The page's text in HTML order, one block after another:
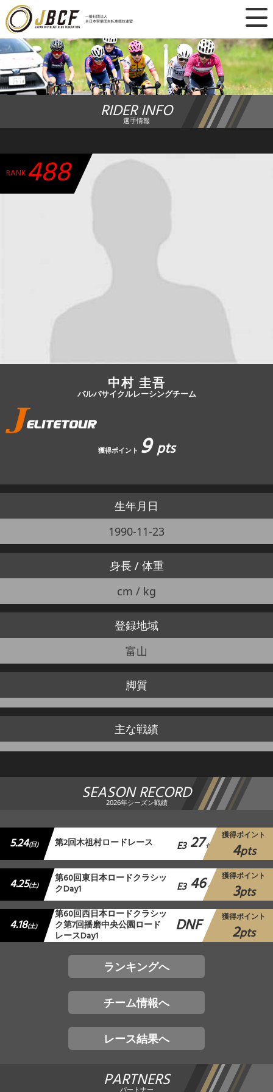
一般社団法人
全日本実業団自転車競技連盟
×
ニュース
レース日程
ランキング
チーム・選手
加盟・登録
エントリー
JBCF ROAD SERIESとは
RIDER INFO
選手情報
RANK488
中村 圭吾
バルバサイクルレーシングチーム
獲得ポイント 9pts
生年月日
1990-11-23
身長 / 体重
cm / kg
登録地域
富山
脚質
主な戦績
SEASON RECORD
2026年シーズン戦績
5.24(日) 第2回木祖村ロードレース E3 27 位
獲得ポイント
4pts
4.25(土) 第60回東日本ロードクラシッ
クDay1 E3 46 位
獲得ポイント
3pts
4.18(土)
第60回西日本ロードクラシッ
ク第7回播磨中央公園ロード
レースDay1 DNF 獲得ポイント
2pts
ランキングへ
チーム情報へ
レース結果へ
PARTNERS
パートナー